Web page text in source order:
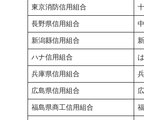
東京消防信用組合
長野県信用組合
新潟縣信用組合
ハナ信用組合
兵庫県信用組合
広島県信用組合
福島県商工信用組合